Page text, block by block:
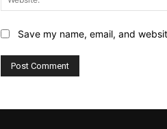
Save my name, email, and